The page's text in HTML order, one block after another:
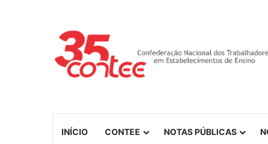
INÍCIO CONTEE NOTAS PÚBLICAS